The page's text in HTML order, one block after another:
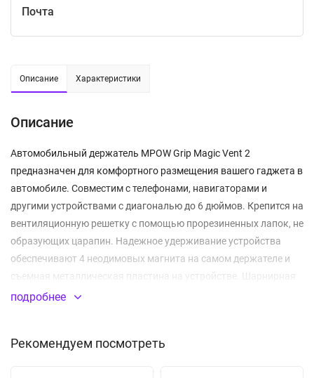
Почта
Описание Характеристики
Описание
Автомобильный держатель MPOW Grip Magic Vent 2
предназначен для комфортного размещения вашего гаджета в
автомобиле. Совместим с телефонами, навигаторами и
другими устройствами с диагональю до 6 дюймов. Крепится на
вентиляционную решетку с помощью прорезиненных лапок, не
образующих царапин. Надежное удерживание устройства
обеспечивают 4 неодимовых магнита на самом держателе и
съемная металлическая пластина на устройстве. Шарнирная
конструкция держателя позволяет вращать телефон на 360°,
подробнее
Рекомендуем посмотреть